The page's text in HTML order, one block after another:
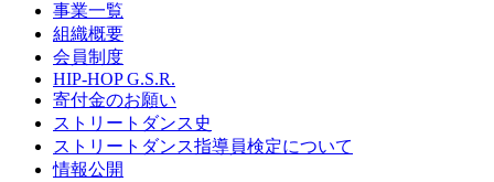
事業一覧
組織概要
会員制度
HIP-HOP G.S.R.
寄付金のお願い
ストリートダンス史
ストリートダンス指導員検定について
情報公開